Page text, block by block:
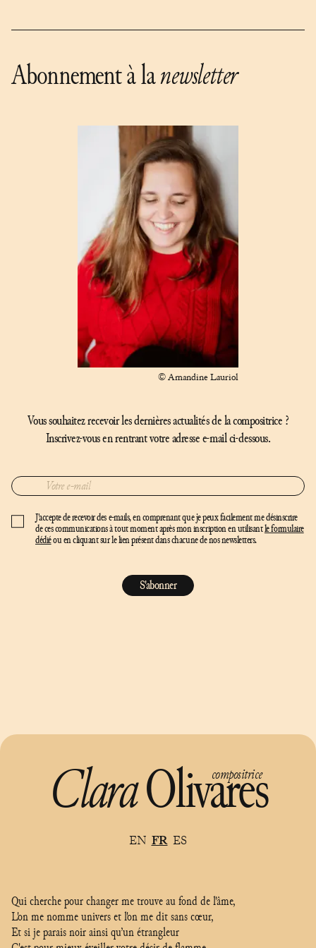
Abonnement à lanewsletter
© Amandine Lauriol
Vous souhaitez recevoir les dernières actualités de la compositrice ?
Inscrivez-vous en rentrant votre adresse e-mail ci-dessous.
J'accepte de recevoir des e-mails, en comprenant que je peux facilement me désinscrire
de ces communications à tout moment après mon inscription en utilisantle formulaire
dédiéou en cliquant sur le lien présent dans chacune de nos newsletters.
S'abonner
ClaraOlivares
compositrice
EN FR ES
Qui cherche pour changer me trouve au fond de l'âme,
L'on me nomme univers et l'on me dit sans cœur,
Et si je parais noir ainsi qu’un étrangleur